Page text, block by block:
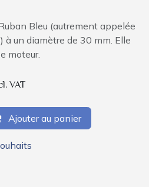
Bleu (autrement appelée
à un diamètre de 30 mm. Elle
moteur.
VAT
Ajouter au panier